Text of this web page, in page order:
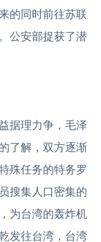
的同时前往苏联
公安部捉获了潜
据理力争，毛泽
了解，双方逐渐
殊任务的特务罗
搜集人口密集的
为台湾的轰炸机
发往台湾，台湾